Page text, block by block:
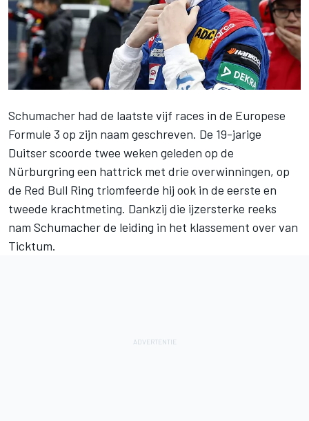
Schumacher had de laatste vijf races in de Europese
Formule 3 op zijn naam geschreven. De 19-jarige
Duitser scoorde twee weken geleden op de
Nürburgring een hattrick met drie overwinningen, op
de Red Bull Ring triomfeerde hij ook in de eerste en
tweede krachtmeting. Dankzij die ijzersterke reeks
nam Schumacher de leiding in het klassement over van
Ticktum.